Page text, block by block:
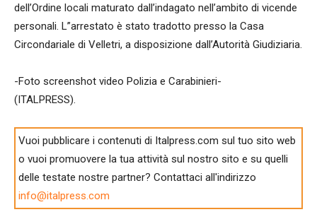
dell’Ordine locali maturato dall’indagato nell’ambito di vicende
personali. L”arrestato è stato tradotto presso la Casa
Circondariale di Velletri, a disposizione dall’Autorità Giudiziaria.
-Foto screenshot video Polizia e Carabinieri-
(ITALPRESS).
Vuoi pubblicare i contenuti di Italpress.com sul tuo sito web
o vuoi promuovere la tua attività sul nostro sito e su quelli
delle testate nostre partner? Contattaci all'indirizzo
info@italpress.com